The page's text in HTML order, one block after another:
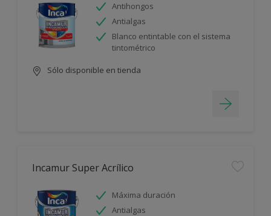
Antihongos
Antialgas
Blanco entintable con el sistema
tintométrico
Sólo disponible en tienda
Incamur Super Acrílico
Máxima duración
Antialgas